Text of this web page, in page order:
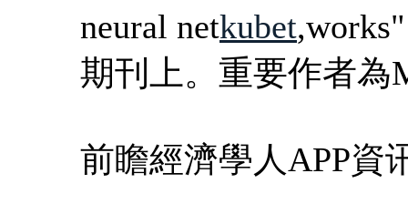
neural netkubet
期刊上。重要作者為
前瞻經濟學人APP資